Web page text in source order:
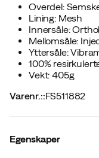
Overdel:
Lining: Mesh
Innersåle:
Mellomsåle:
Yttersåle:
100%
Vekt: 405g
Varenr.::FS511882
Egenskaper